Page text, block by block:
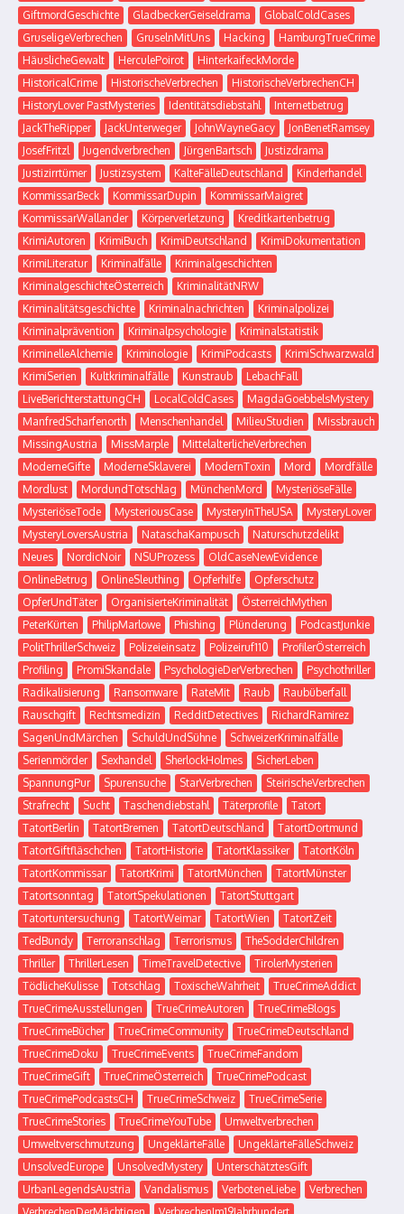
GiftmordGeschichte GladbeckerGeiseldrama
GlobalColdCases
GruseligeVerbrechen
GruselnMitUns Hacking
HamburgTrueCrime
HäuslicheGewalt
HerculePoirot
HinterkaifeckMorde
HistoricalCrime
HistorischeVerbrechen
HistorischeVerbrechenCH
HistoryLover PastMysteries
Identitätsdiebstahl
Internetbetrug
JackTheRipper
JackUnterweger JohnWayneGacy
JonBenetRamsey
JosefFritzl
Jugendverbrechen JürgenBartsch
Justizdrama
Justizirrtümer
Justizsystem KalteFälleDeutschland
Kinderhandel
KommissarBeck
KommissarDupin
KommissarMaigret
KommissarWallander
Körperverletzung
Kreditkartenbetrug
KrimiAutoren
KrimiBuch KrimiDeutschland
KrimiDokumentation
KrimiLiteratur
Kriminalfälle
Kriminalgeschichten
KriminalgeschichteÖsterreich
KriminalitätNRW
Kriminalitätsgeschichte
Kriminalnachrichten
Kriminalpolizei
Kriminalprävention
Kriminalpsychologie
Kriminalstatistik
KriminelleAlchemie
Kriminologie KrimiPodcasts
KrimiSchwarzwald
KrimiSerien
Kultkriminalfälle Kunstraub
LebachFall
LiveBerichterstattungCH
LocalColdCases
MagdaGoebbelsMystery
ManfredScharfenorth
Menschenhandel MilieuStudien
Missbrauch
MissingAustria
MissMarple
MittelalterlicheVerbrechen
ModerneGifte
ModerneSklaverei ModernToxin Mord
Mordfälle
Mordlust
MordundTotschlag MünchenMord
MysteriöseFälle
MysteriöseTode
MysteriousCase MysteryInTheUSA
MysteryLover
MysteryLoversAustria
NataschaKampusch
Naturschutzdelikt
Neues
NordicNoir NSUProzess
OldCaseNewEvidence
OnlineBetrug
OnlineSleuthing Opferhilfe
Opferschutz
OpferUndTäter
OrganisierteKriminalität
ÖsterreichMythen
PeterKürten
PhilipMarlowe Phishing Plünderung
PodcastJunkie
PolitThrillerSchweiz
Polizeieinsatz Polizeiruf110
ProfilerÖsterreich
Profiling
PromiSkandale PsychologieDerVerbrechen
Psychothriller
Radikalisierung
Ransomware RateMit Raub
Raubüberfall
Rauschgift
Rechtsmedizin RedditDetectives
RichardRamirez
SagenUndMärchen
SchuldUndSühne
SchweizerKriminalfälle
Serienmörder
Sexhandel SherlockHolmes
SicherLeben
SpannungPur
Spurensuche StarVerbrechen
SteirischeVerbrechen
Strafrecht
Sucht Taschendiebstahl Täterprofile
Tatort
TatortBerlin
TatortBremen TatortDeutschland
TatortDortmund
TatortGiftfläschchen
TatortHistorie TatortKlassiker
TatortKöln
TatortKommissar
TatortKrimi TatortMünchen
TatortMünster
Tatortsonntag
TatortSpekulationen
TatortStuttgart
Tatortuntersuchung
TatortWeimar TatortWien
TatortZeit
TedBundy
Terroranschlag Terrorismus
TheSodderChildren
Thriller
ThrillerLesen TimeTravelDetective
TirolerMysterien
TödlicheKulisse
Totschlag ToxischeWahrheit
TrueCrimeAddict
TrueCrimeAusstellungen
TrueCrimeAutoren
TrueCrimeBlogs
TrueCrimeBücher
TrueCrimeCommunity
TrueCrimeDeutschland
TrueCrimeDoku
TrueCrimeEvents
TrueCrimeFandom
TrueCrimeGift
TrueCrimeÖsterreich
TrueCrimePodcast
TrueCrimePodcastsCH
TrueCrimeSchweiz
TrueCrimeSerie
TrueCrimeStories
TrueCrimeYouTube
Umweltverbrechen
Umweltverschmutzung
UngeklärteFälle
UngeklärteFälleSchweiz
UnsolvedEurope
UnsolvedMystery
UnterschätztesGift
UrbanLegendsAustria
Vandalismus VerboteneLiebe
Verbrechen